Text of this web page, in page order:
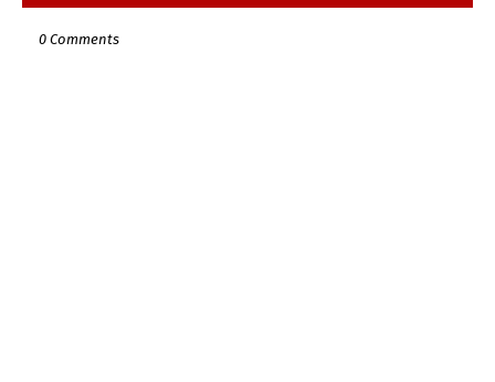
0 Comments